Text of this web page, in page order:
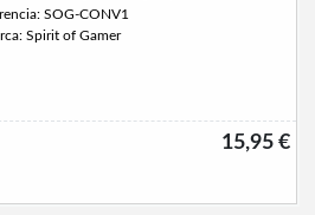
SOG-CONV1
Spirit of Gamer
15,95 €